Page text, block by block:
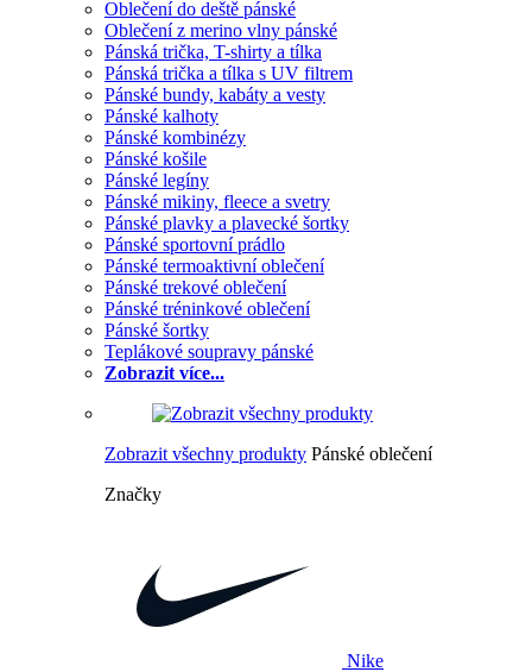
Oblečení do deště pánské
Oblečení z merino vlny pánské
Pánská trička, T-shirty a tílka
Pánská trička a tílka s UV filtrem
Pánské bundy, kabáty a vesty
Pánské kalhoty
Pánské kombinézy
Pánské košile
Pánské legíny
Pánské mikiny, fleece a svetry
Pánské plavky a plavecké šortky
Pánské sportovní prádlo
Pánské termoaktivní oblečení
Pánské trekové oblečení
Pánské tréninkové oblečení
Pánské šortky
Teplákové soupravy pánské
Zobrazit více...
Zobrazit všechny produkty Pánské oblečení
Značky
Nike